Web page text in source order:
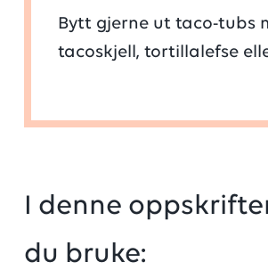
Bytt gjerne ut taco-tubs
tacoskjell, tortillalefse
I denne
du bruke: